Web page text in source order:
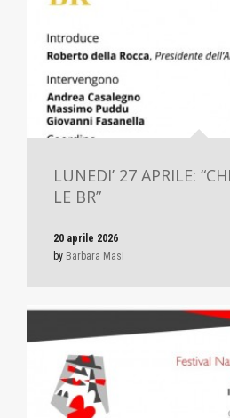
LUNEDI’ 27 APRILE:
LE BR”
20 aprile 2026
by Barbara Masi